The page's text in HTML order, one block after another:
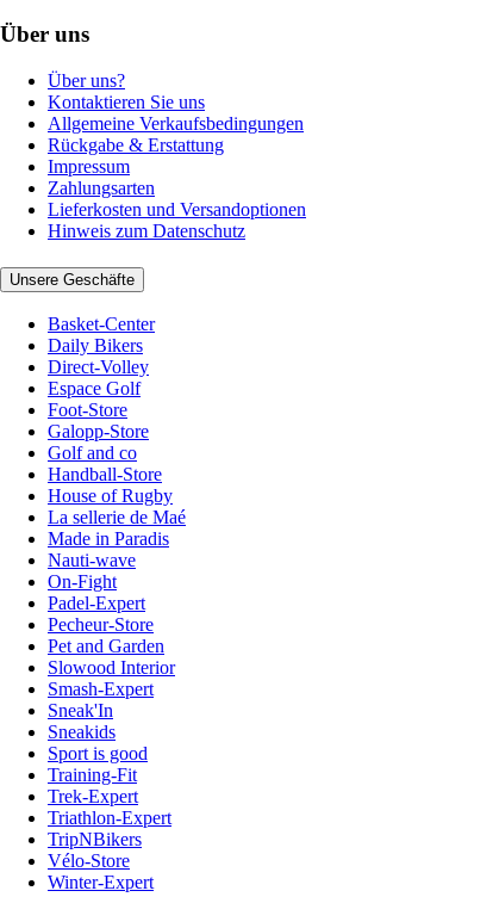
Über uns
Über uns?
Kontaktieren Sie uns
Allgemeine Verkaufsbedingungen
Rückgabe & Erstattung
Impressum
Zahlungsarten
Lieferkosten und Versandoptionen
Hinweis zum Datenschutz
Unsere Geschäfte
Basket-Center
Daily Bikers
Direct-Volley
Espace Golf
Foot-Store
Galopp-Store
Golf and co
Handball-Store
House of Rugby
La sellerie de Maé
Made in Paradis
Nauti-wave
On-Fight
Padel-Expert
Pecheur-Store
Pet and Garden
Slowood Interior
Smash-Expert
Sneak'In
Sneakids
Sport is good
Training-Fit
Trek-Expert
Triathlon-Expert
TripNBikers
Vélo-Store
Winter-Expert